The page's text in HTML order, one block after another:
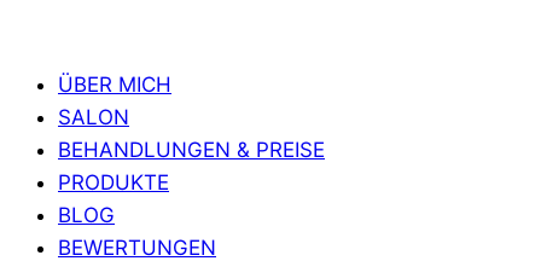
ÜBER MICH
SALON
BEHANDLUNGEN & PREISE
PRODUKTE
BLOG
BEWERTUNGEN